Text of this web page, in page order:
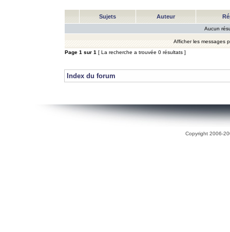
Sujets Auteur
Aucun
Afficher les messages
Page 1 sur 1 [ La recherche a trouvée 0 résultats ]
Index du forum
Copyright 2006-